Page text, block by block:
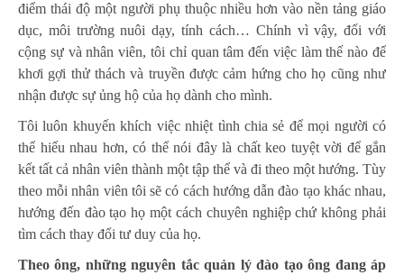
điểm thái độ một người phụ thuộc nhiều hơn vào nền tảng giáo
dục, môi trường nuôi dạy, tính cách… Chính vì vậy, đối với
cộng sự và nhân viên, tôi chỉ quan tâm đến việc làm thế nào để
khơi gợi thử thách và truyền được cảm hứng cho họ cũng như
nhận được sự ủng hộ của họ dành cho mình.
Tôi luôn khuyến khích việc nhiệt tình chia sẻ để mọi người có
thể hiểu nhau hơn, có thể nói đây là chất keo tuyệt vời để gắn
kết tất cả nhân viên thành một tập thể và đi theo một hướng. Tùy
theo mỗi nhân viên tôi sẽ có cách hướng dẫn đào tạo khác nhau,
hướng đến đào tạo họ một cách chuyên nghiệp chứ không phải
tìm cách thay đổi tư duy của họ.
Theo ông, những nguyên tắc quản lý đào tạo ông đang áp